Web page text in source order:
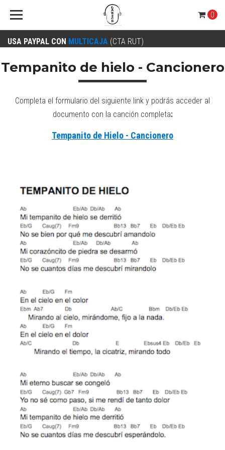
USA PAYPAL CON MULTICAJA (CTA RUT)
0
Tempanito de hielo - Cancionero
Completa el formulario del siguiente link y podrás acceder al
documento con la canción completa:
Tempanito de Hielo - Cancionero